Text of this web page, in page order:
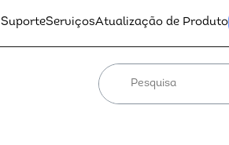
SuporteServiçosAtualização de Produto